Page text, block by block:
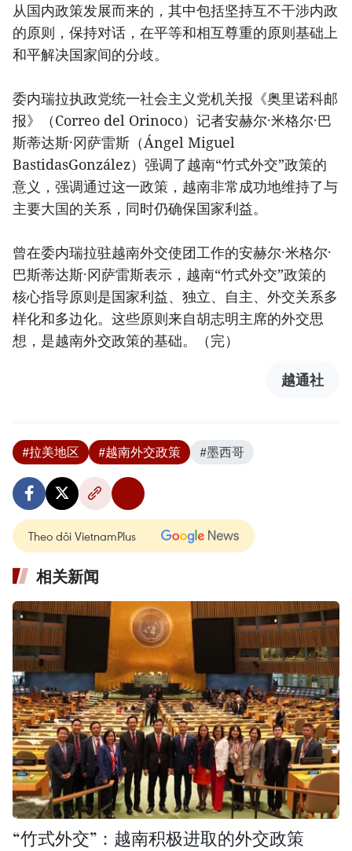
从国内政策发展而来的，其中包括坚持互不干涉内政
的原则，保持对话，在平等和相互尊重的原则基础上
和平解决国家间的分歧。
委内瑞拉执政党统一社会主义党机关报《奥里诺科邮
报》（Correo del Orinoco）记者安赫尔·米格尔·巴
斯蒂达斯·冈萨雷斯（Ángel Miguel
BastidasGonzález）强调了越南“竹式外交”政策的
意义，强调通过这一政策，越南非常成功地维持了与
主要大国的关系，同时仍确保国家利益。
曾在委内瑞拉驻越南外交使团工作的安赫尔·米格尔·
巴斯蒂达斯·冈萨雷斯表示，越南“竹式外交”政策的
核心指导原则是国家利益、独立、自主、外交关系多
样化和多边化。这些原则来自胡志明主席的外交思
想，是越南外交政策的基础。（完）
越通社
#拉美地区 #越南外交政策 #墨西哥
Theo dõi VietnamPlus
相关新闻
“竹式外交”：越南积极进取的外交政策